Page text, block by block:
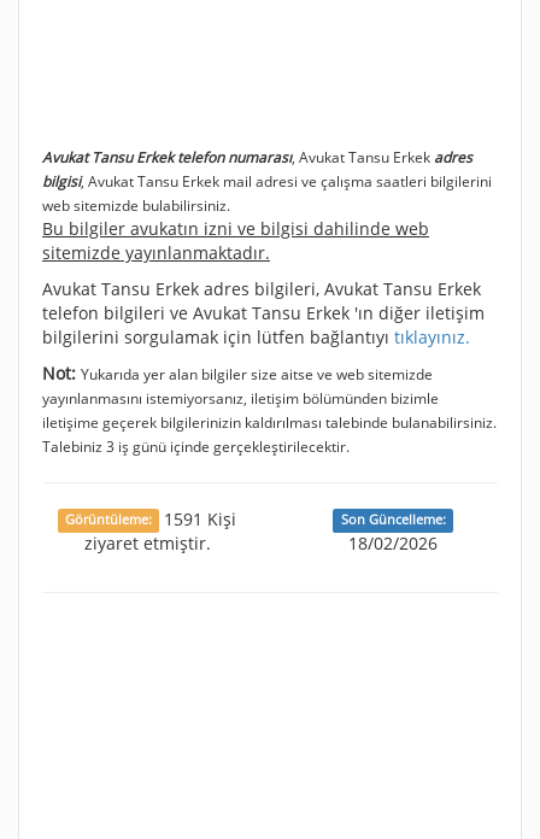
Avukat Tansu Erkek telefon numarası, Avukat Tansu Erkek adres
bilgisi, Avukat Tansu Erkek mail adresi ve çalışma saatleri bilgilerini
web sitemizde bulabilirsiniz.
Bu bilgiler avukatın izni ve bilgisi dahilinde web
sitemizde yayınlanmaktadır.
Avukat Tansu Erkek adres bilgileri, Avukat Tansu Erkek
telefon bilgileri ve Avukat Tansu Erkek 'ın diğer iletişim
bilgilerini sorgulamak için lütfen bağlantıyı tıklayınız.
Not: Yukarıda yer alan bilgiler size aitse ve web sitemizde
yayınlanmasını istemiyorsanız, iletişim bölümünden bizimle
iletişime geçerek bilgilerinizin kaldırılması talebinde bulanabilirsiniz.
Talebiniz 3 iş günü içinde gerçekleştirilecektir.
Görüntüleme:
1591 Kişi
ziyaret etmiştir.
Son Güncelleme:
18/02/2026